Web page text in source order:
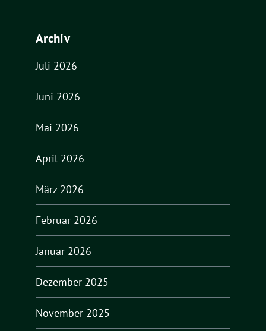
Archiv
Juli 2026
Juni 2026
Mai 2026
April 2026
März 2026
Februar 2026
Januar 2026
Dezember 2025
November 2025